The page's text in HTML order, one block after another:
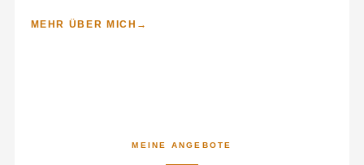
MEHR ÜBER MICH
MEINE ANGEBOTE